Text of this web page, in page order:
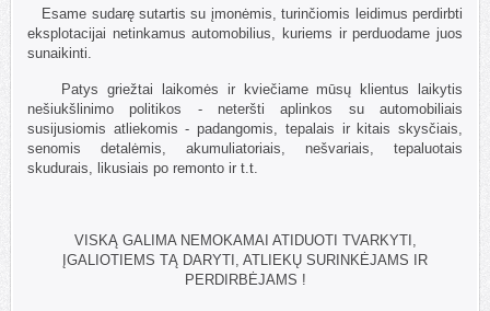
Esame sudarę sutartis su įmonėmis, turinčiomis leidimus perdirbti
eksplotacijai netinkamus automobilius, kuriems ir perduodame juos
sunaikinti.
Patys griežtai laikomės ir kviečiame mūsų klientus laikytis
nešiukšlinimo politikos - neteršti aplinkos su automobiliais
susijusiomis atliekomis - padangomis, tepalais ir kitais skysčiais,
senomis detalėmis, akumuliatoriais, nešvariais, tepaluotais
skudurais, likusiais po remonto ir t.t.
VISKĄ GALIMA NEMOKAMAI ATIDUOTI TVARKYTI,
ĮGALIOTIEMS TĄ DARYTI, ATLIEKŲ SURINKĖJAMS IR
PERDIRBĖJAMS !